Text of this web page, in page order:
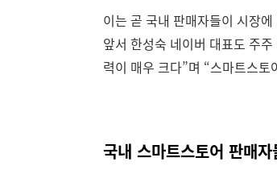
이는 곧 국내 판매자들이 시장
앞서 한성숙 네이버 대표도 주
력이 매우 크다”며 “스마트스
국내 스마트스토어 판매